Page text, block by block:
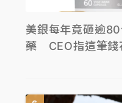
美銀每年竟砸逾
藥 CEO指這筆錢